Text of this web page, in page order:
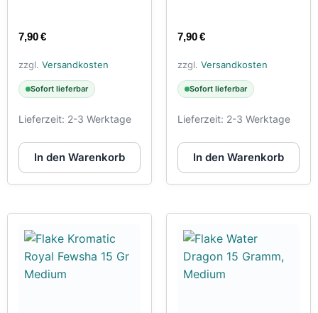
7,90€
zzgl. Versandkosten
Sofort lieferbar
Lieferzeit: 2-3 Werktage
In den Warenkorb
7,90€
zzgl. Versandkosten
Sofort lieferbar
Lieferzeit: 2-3 Werktage
In den Warenkorb